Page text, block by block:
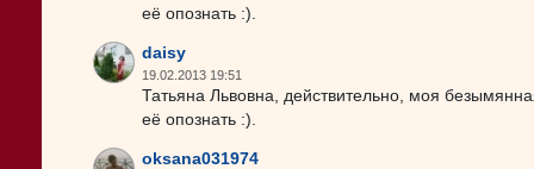
её опознать :).
daisy
19.02.2013 19:51
Татьяна Львовна, действительно, моя
её опознать :).
oksana031974